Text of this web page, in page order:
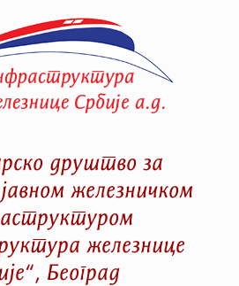
друштво за
железничком
железнице
Београд